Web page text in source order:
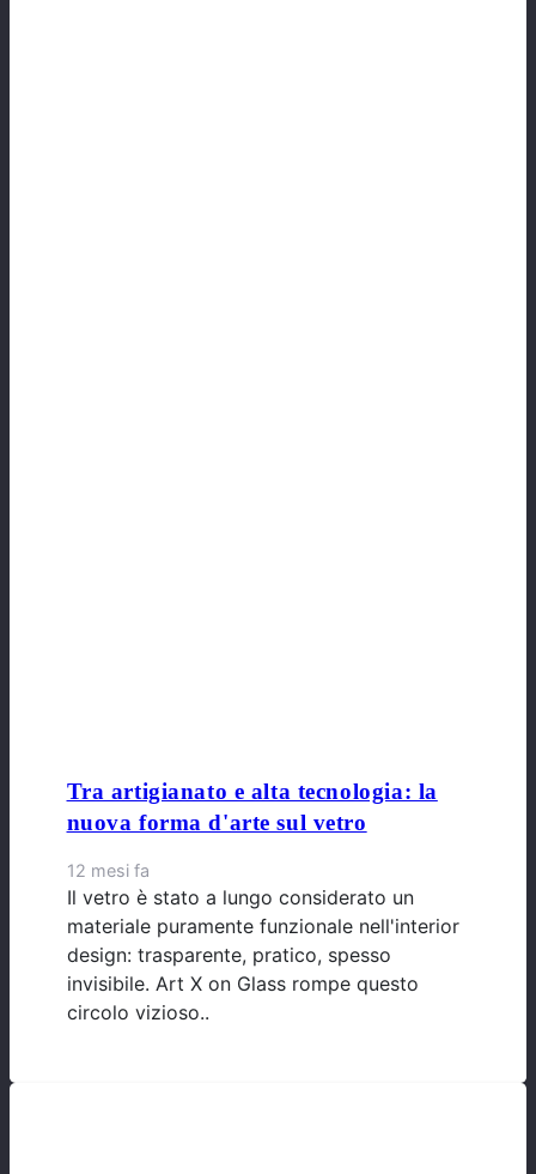
Tra artigianato e alta tecnologia: la
nuova forma d'arte sul vetro
12 mesi fa
Il vetro è stato a lungo considerato un
materiale puramente funzionale nell'interior
design: trasparente, pratico, spesso
invisibile. Art X on Glass rompe questo
circolo vizioso..